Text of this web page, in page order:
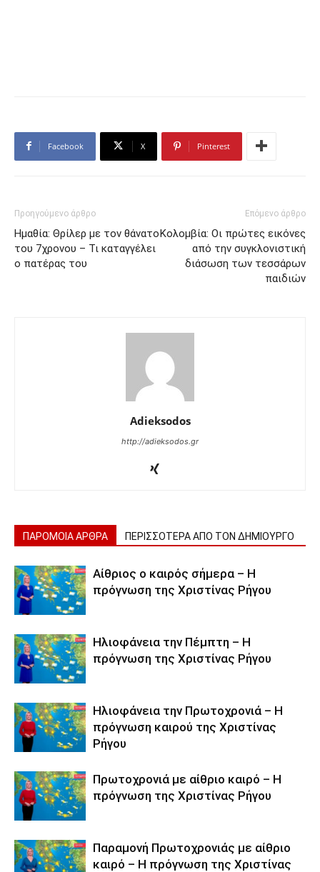
Facebook X Pinterest
Προηγούμενο άρθρο
Ημαθία: Θρίλερ με τον θάνατο
του 7χρονου – Τι καταγγέλει
ο πατέρας του
Επόμενο άρθρο
Κολομβία: Οι πρώτες εικόνες
από την συγκλονιστική
διάσωση των τεσσάρων
παιδιών
Adieksodos
http://adieksodos.gr
ΠΑΡΟΜΟΙΑ ΑΡΘΡΑ ΠΕΡΙΣΣΟΤΕΡΑ ΑΠΟ ΤΟΝ ΔΗΜΙΟΥΡΓΟ
Αίθριος ο καιρός σήμερα – Η
πρόγνωση της Χριστίνας Ρήγου
Ηλιοφάνεια την Πέμπτη – Η
πρόγνωση της Χριστίνας Ρήγου
Ηλιοφάνεια την Πρωτοχρονιά – Η
πρόγνωση καιρού της Χριστίνας
Ρήγου
Πρωτοχρονιά με αίθριο καιρό – Η
πρόγνωση της Χριστίνας Ρήγου
Παραμονή Πρωτοχρονιάς με αίθριο
καιρό – Η πρόγνωση της Χριστίνας